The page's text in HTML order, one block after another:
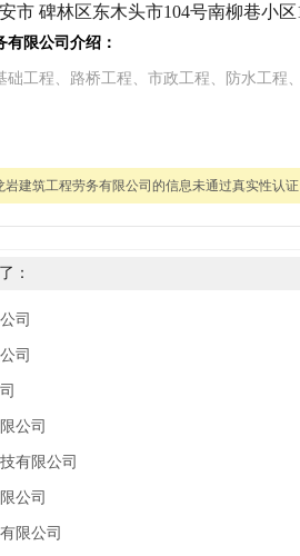
市 碑林区东木头市104号南柳巷小区
有限公司介绍：
础工程、路桥工程、市政工程、防水工
岩建筑工程劳务有限公司的信息未通过真实性认
：
司
司
公司
有限公司
公司
限公司